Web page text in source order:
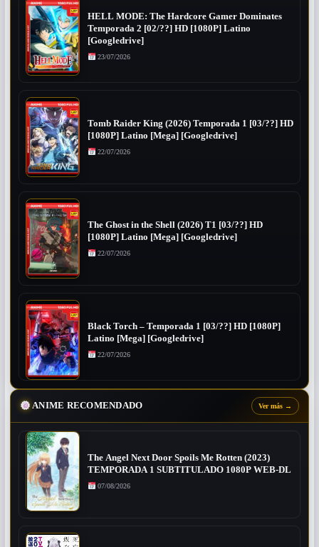
HELL MODE: The Hardcore Gamer Dominates
Temporada 2 [02/??] HD [1080P] Latino
[Googledrive]
23/07/2026
Tomb Raider King (2026) Temporada 1 [03/??] HD
[1080P] Latino [Mega] [Googledrive]
22/07/2026
The Ghost in the Shell (2026) T1 [03/??] HD
[1080P] Latino [Mega] [Googledrive]
22/07/2026
Black Torch – Temporada 1 [03/??] HD [1080P]
Latino [Mega] [Googledrive]
22/07/2026
ANIME RECOMENDADO Ver más →
The Angel Next Door Spoils Me Rotten (2023)
TEMPORADA 1 SUBTITULADO 1080P WEB-DL
07/08/2026